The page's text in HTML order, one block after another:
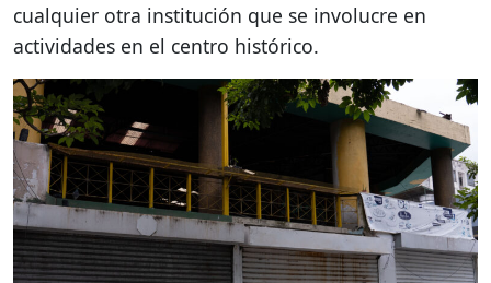
cualquier otra institución que se involucre en
actividades en el centro histórico.